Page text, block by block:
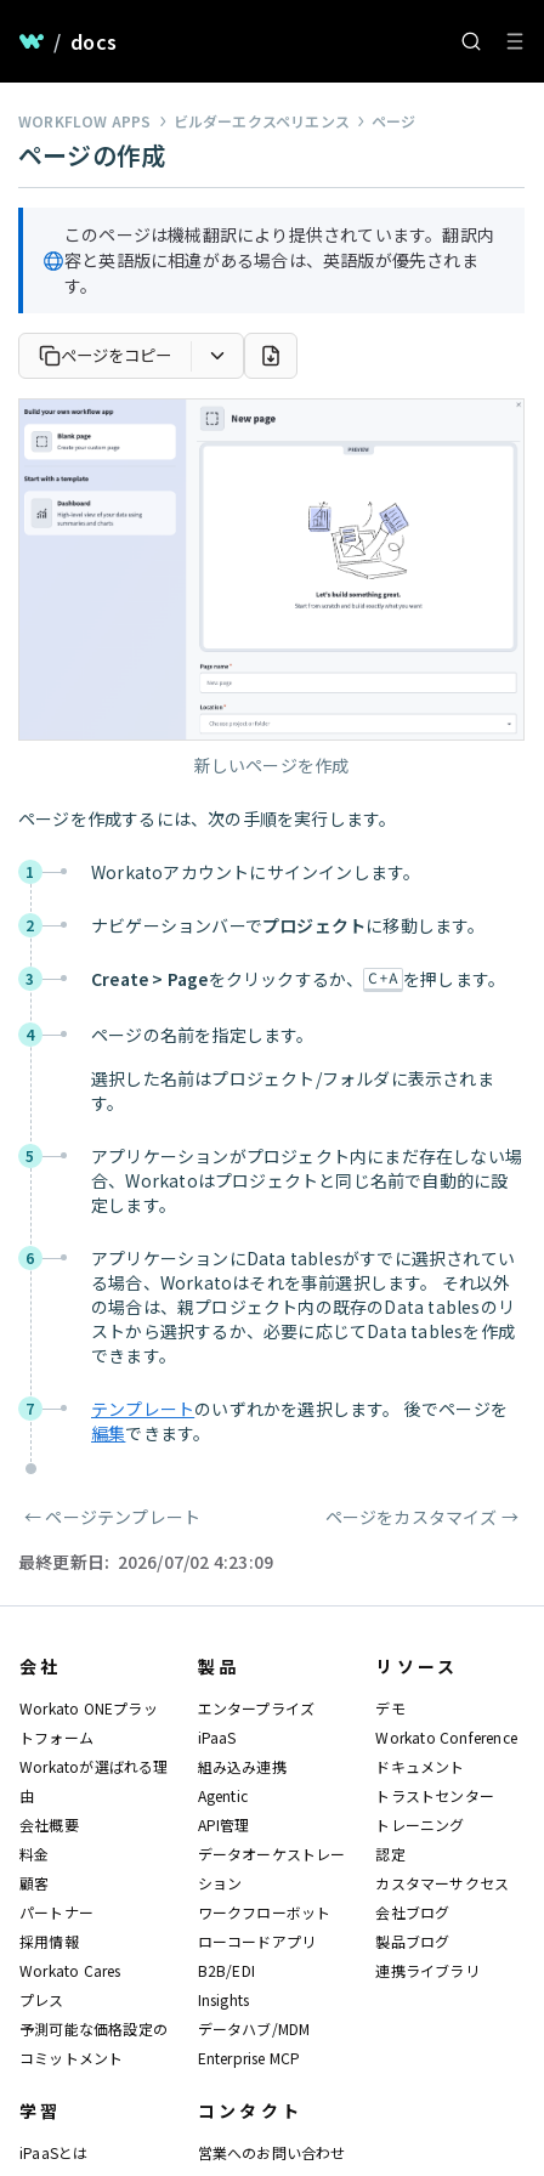
/ docs
WORKFLOW APPS ビルダーエクスペリエンス ページ
ページの作成
このページは機械翻訳により提供されています。翻訳内
容と英語版に相違がある場合は、英語版が優先されま
す。
ページをコピー
新しいページを作成
ページを作成するには、次の手順を実行します。
1 Workatoアカウントにサインインします。
2 ナビゲーションバーでプロジェクトに移動します。
3 Create > Pageをクリックするか、 C+A を押します。
4
ページの名前を指定します。
選択した名前はプロジェクト/フォルダに表示されま
す。
5
アプリケーションがプロジェクト内にまだ存在しない場
合、Workatoはプロジェクトと同じ名前で自動的に設
定します。
6
アプリケーションにData tablesがすでに選択されてい
る場合、Workatoはそれを事前選択します。 それ以外
の場合は、親プロジェクト内の既存のData tablesのリ
ストから選択するか、必要に応じてData tablesを作成
できます。
7 テンプレートのいずれかを選択します。 後でページを
編集できます。
ページャー
← ページテンプレート ページをカスタマイズ →
最終更新日: 2026/07/02 4:23:09
会社
Workato ONEプラッ
トフォーム
Workatoが選ばれる理
由
会社概要
料金
顧客
パートナー
採用情報
Workato Cares
プレス
予測可能な価格設定の
コミットメント
製品
エンタープライズ
iPaaS
組み込み連携
Agentic
API管理
データオーケストレー
ション
ワークフローボット
ローコードアプリ
B2B/EDI
Insights
データハブ/MDM
Enterprise MCP
リソース
デモ
Workato Conference
ドキュメント
トラストセンター
トレーニング
認定
カスタマーサクセス
会社ブログ
製品ブログ
連携ライブラリ
学習
iPaaSとは
コンタクト
営業へのお問い合わせ